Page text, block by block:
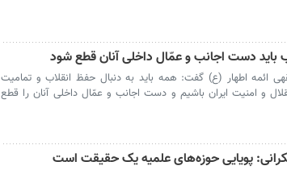
باید دست اجانب و عمّال داخلی آنان قطع شود
ائمه اطهار (ع) گفت: همه باید به دنبال حفظ انقلاب و تمامیت
و امنیت ایران باشیم و دست اجانب و عمّال داخلی آنان را قطع
پویایی حوزه‌های علمیه یک حقیقت است